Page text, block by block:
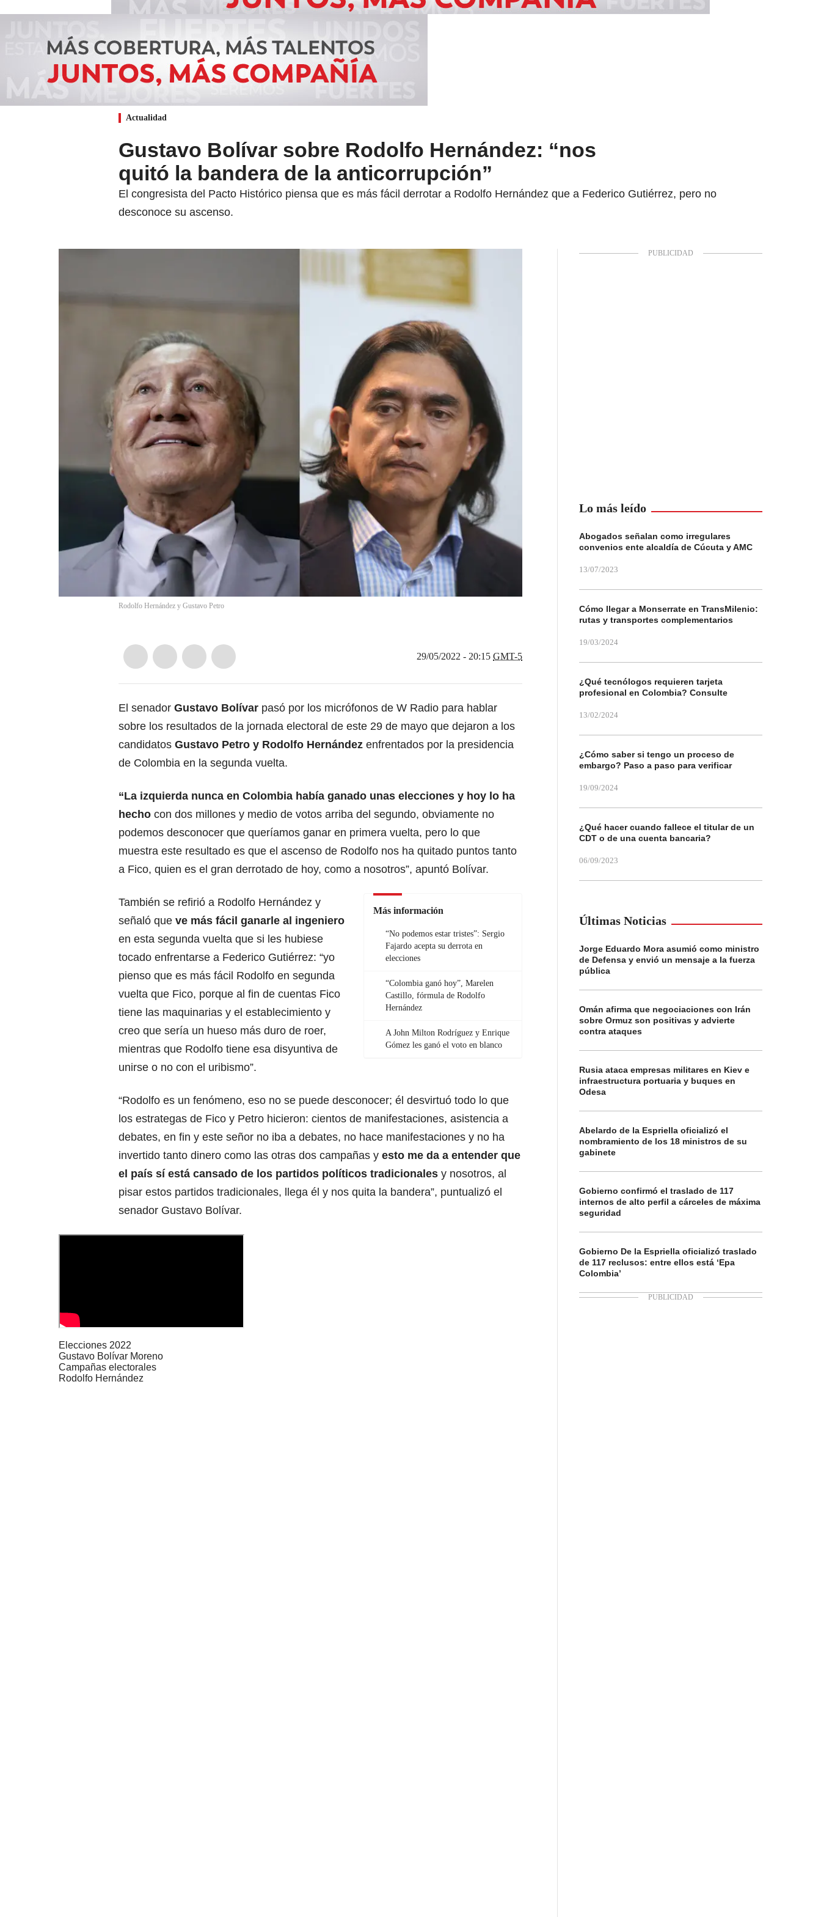
Actualidad
Gustavo Bolívar sobre Rodolfo Hernández: “nos
quitó la bandera de la anticorrupción”
El congresista del Pacto Histórico piensa que es más fácil derrotar a Rodolfo Hernández que a Federico Gutiérrez, pero no
desconoce su ascenso.
Rodolfo Hernández y Gustavo Petro
29/05/2022 - 20:15 GMT-5
El senador Gustavo Bolívar pasó por los micrófonos de W Radio para hablar
sobre los resultados de la jornada electoral de este 29 de mayo que dejaron a los
candidatos Gustavo Petro y Rodolfo Hernández enfrentados por la presidencia
de Colombia en la segunda vuelta.
“La izquierda nunca en Colombia había ganado unas elecciones y hoy lo ha
hecho con dos millones y medio de votos arriba del segundo, obviamente no
podemos desconocer que queríamos ganar en primera vuelta, pero lo que
muestra este resultado es que el ascenso de Rodolfo nos ha quitado puntos tanto
a Fico, quien es el gran derrotado de hoy, como a nosotros”, apuntó Bolívar.
Más información
“No podemos estar tristes”: Sergio
Fajardo acepta su derrota en
elecciones
“Colombia ganó hoy”, Marelen
Castillo, fórmula de Rodolfo
Hernández
A John Milton Rodríguez y Enrique
Gómez les ganó el voto en blanco
También se refirió a Rodolfo Hernández y
señaló que ve más fácil ganarle al ingeniero
en esta segunda vuelta que si les hubiese
tocado enfrentarse a Federico Gutiérrez: “yo
pienso que es más fácil Rodolfo en segunda
vuelta que Fico, porque al fin de cuentas Fico
tiene las maquinarias y el establecimiento y
creo que sería un hueso más duro de roer,
mientras que Rodolfo tiene esa disyuntiva de
unirse o no con el uribismo”.
“Rodolfo es un fenómeno, eso no se puede desconocer; él desvirtuó todo lo que
los estrategas de Fico y Petro hicieron: cientos de manifestaciones, asistencia a
debates, en fin y este señor no iba a debates, no hace manifestaciones y no ha
invertido tanto dinero como las otras dos campañas y esto me da a entender que
el país sí está cansado de los partidos políticos tradicionales y nosotros, al
pisar estos partidos tradicionales, llega él y nos quita la bandera”, puntualizó el
senador Gustavo Bolívar.
Elecciones 2022
Gustavo Bolívar Moreno
Campañas electorales
Rodolfo Hernández
Lo más leído
Abogados señalan como irregulares
convenios ente alcaldía de Cúcuta y AMC
13/07/2023
Cómo llegar a Monserrate en TransMilenio:
rutas y transportes complementarios
19/03/2024
¿Qué tecnólogos requieren tarjeta
profesional en Colombia? Consulte
13/02/2024
¿Cómo saber si tengo un proceso de
embargo? Paso a paso para verificar
19/09/2024
¿Qué hacer cuando fallece el titular de un
CDT o de una cuenta bancaria?
06/09/2023
Últimas Noticias
Jorge Eduardo Mora asumió como ministro
de Defensa y envió un mensaje a la fuerza
pública
Omán afirma que negociaciones con Irán
sobre Ormuz son positivas y advierte
contra ataques
Rusia ataca empresas militares en Kiev e
infraestructura portuaria y buques en
Odesa
Abelardo de la Espriella oficializó el
nombramiento de los 18 ministros de su
gabinete
Gobierno confirmó el traslado de 117
internos de alto perfil a cárceles de máxima
seguridad
Gobierno De la Espriella oficializó traslado
de 117 reclusos: entre ellos está ‘Epa
Colombia’